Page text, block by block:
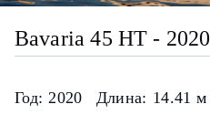
Bavaria 45 HT - 2020
Год: 2020 Длина: 14.41 м